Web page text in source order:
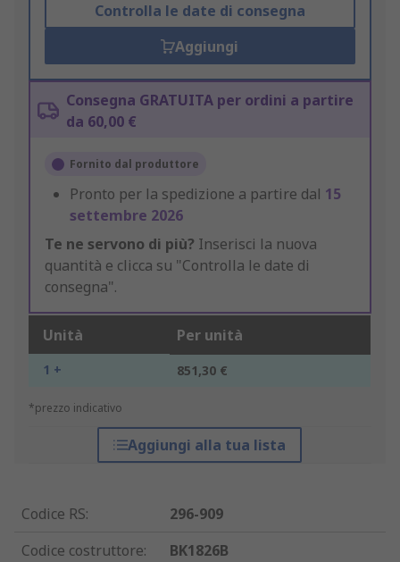
Controlla le date di consegna
Aggiungi
Consegna GRATUITA per ordini a partire
da 60,00 €
Fornito dal produttore
Pronto per la spedizione a partire dal 15
settembre 2026
Te ne servono di più? Inserisci la nuova
quantità e clicca su "Controlla le date di
consegna".
Unità Per unità
1 + 851,30 €
*prezzo indicativo
Aggiungi alla tua lista
Codice RS:
296-909
Codice costruttore:
BK1826B